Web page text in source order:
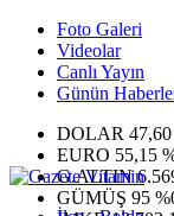
Foto Galeri
Videolar
Canlı Yayın
Günün
DOLAR 47,60
EURO 55,15
G.ALTIN
GÜMÜŞ 95